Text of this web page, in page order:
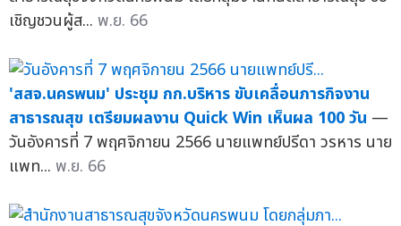
เชิญชวนผู้ส... พ.ย. 66
'สสจ.นครพนม' ประชุม กก.บริหาร ขับเคลื่อนภารกิจงาน
สาธารณสุข เตรียมผลงาน Quick Win เห็นผล 100 วัน —
วันอังคารที่ 7 พฤศจิกายน 2566 นายแพทย์ปรีดา วรหาร นาย
แพท... พ.ย. 66